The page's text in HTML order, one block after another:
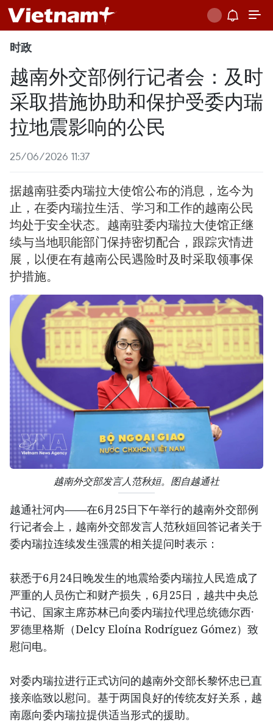
时政
越南外交部例行记者会：及时
采取措施协助和保护受委内瑞
拉地震影响的公民
25/06/2026 11:37
据越南驻委内瑞拉大使馆公布的消息，迄今为
止，在委内瑞拉生活、学习和工作的越南公民
均处于安全状态。越南驻委内瑞拉大使馆正继
续与当地职能部门保持密切配合，跟踪灾情进
展，以便在有越南公民遇险时及时采取领事保
护措施。
越南外交部发言人范秋姮。图自越通社
越通社河内——在6月25日下午举行的越南外交部例
行记者会上，越南外交部发言人范秋姮回答记者关于
委内瑞拉连续发生强震的相关提问时表示：
获悉于6月24日晚发生的地震给委内瑞拉人民造成了
严重的人员伤亡和财产损失，6月25日，越共中央总
书记、国家主席苏林已向委内瑞拉代理总统德尔西·
罗德里格斯（Delcy Eloína Rodríguez Gómez）致
慰问电。
对委内瑞拉进行正式访问的越南外交部长黎怀忠已直
接亲临致以慰问。基于两国良好的传统友好关系，越
南愿向委内瑞拉提供适当形式的援助。